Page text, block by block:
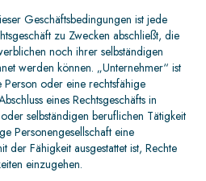
Geschäftsbedingungen ist jede
zu Zwecken abschließt, die
noch ihrer selbständigen
werden können. „Unternehmer“ ist
oder eine rechtsfähige
eines Rechtsgeschäfts in
selbständigen beruflichen Tätigkeit
Personengesellschaft eine
der Fähigkeit ausgestattet ist, Rechte
einzugehen.